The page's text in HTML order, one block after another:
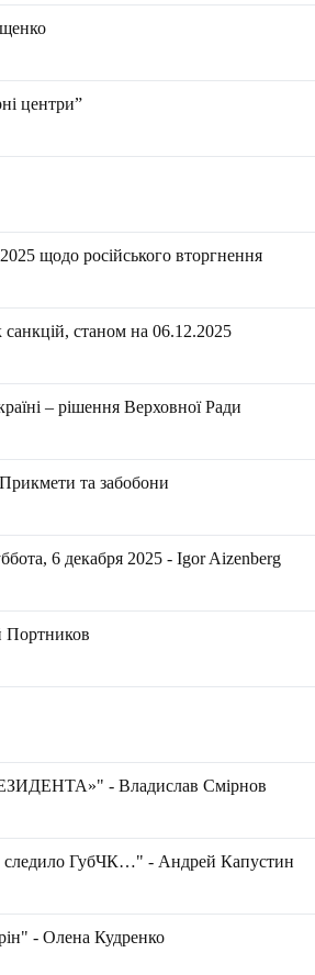
центри”
щодо російського вторгнення
станом на 06.12.2025
– рішення Верховної Ради
Прикмети та забобони
6 декабря 2025 - Igor Aizenberg
Портников
- Владислав Смірнов
следило ГубЧК…" - Андрей Капустин
- Олена Кудренко